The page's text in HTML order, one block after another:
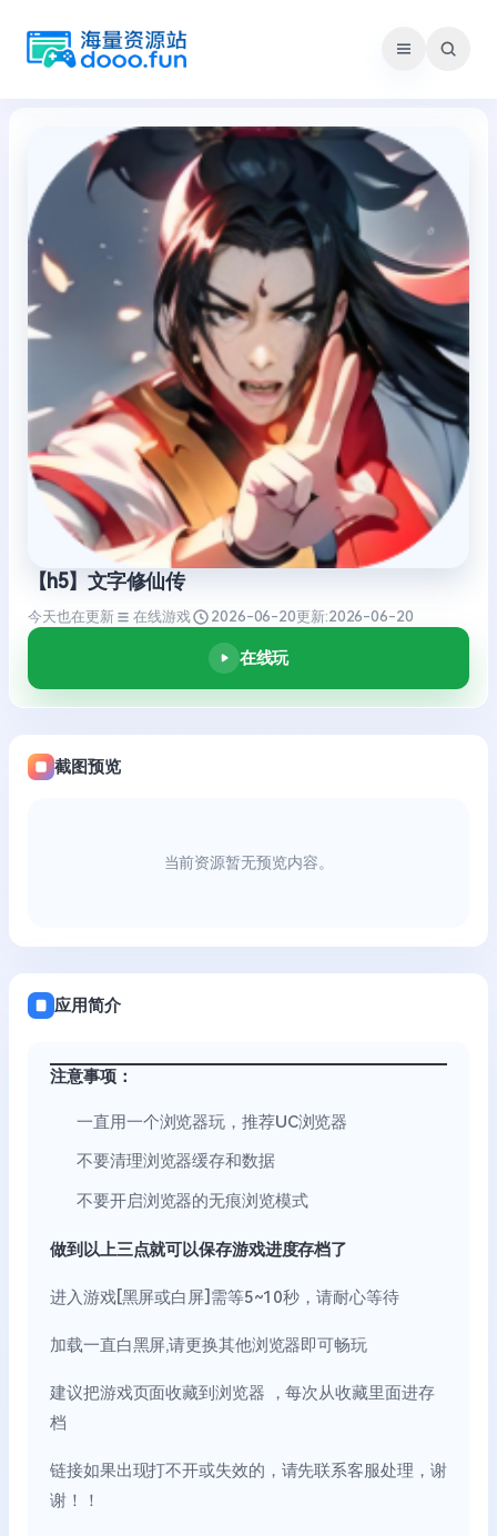
【h5】文字修仙传
今天也在更新 在线游戏 2026-06-20更新:2026-06-20
在线玩
截图预览
当前资源暂无预览内容。
应用简介
注意事项：
一直用一个浏览器玩，推荐UC浏览器
不要清理浏览器缓存和数据
不要开启浏览器的无痕浏览模式
做到以上三点就可以保存游戏进度存档了
进入游戏[黑屏或白屏]需等5~10秒，请耐心等待
加载一直白黑屏,请更换其他浏览器即可畅玩
建议把游戏页面收藏到浏览器 ，每次从收藏里面进存
档
链接如果出现打不开或失效的，请先联系客服处理，谢
谢！！